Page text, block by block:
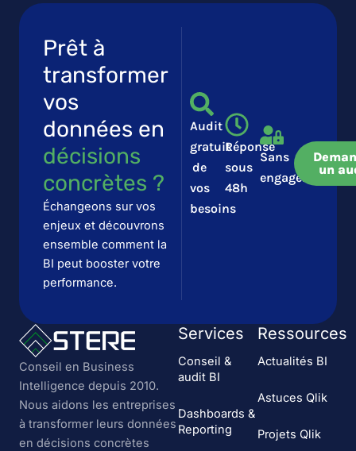
Prêt à
transformer
vos
données en
décisions
concrètes ?​​
Échangeons sur vos
enjeux et découvrons
ensemble comment la
BI peut booster votre
performance.
Audit
gratuit
de
vos
besoins
Réponse
sous
48h
Sans
engagement
un
Conseil en Business
Intelligence depuis 2010.
Nous aidons les entreprises
à transformer leurs données
en décisions concrètes
Services
Conseil &
audit BI
Dashboards &
Reporting
Ressources
Actualités BI
Astuces Qlik
Projets Qlik